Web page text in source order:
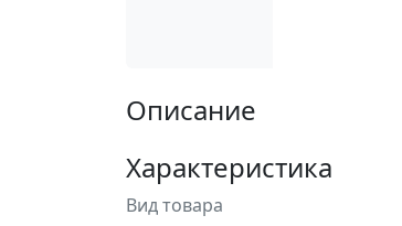
Описание
Характеристика
Вид товара